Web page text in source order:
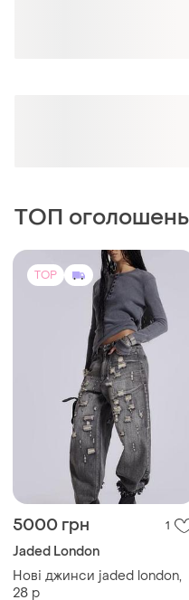
ТОП оголошень
TOP
5000 грн
Нові джинси jaded london,